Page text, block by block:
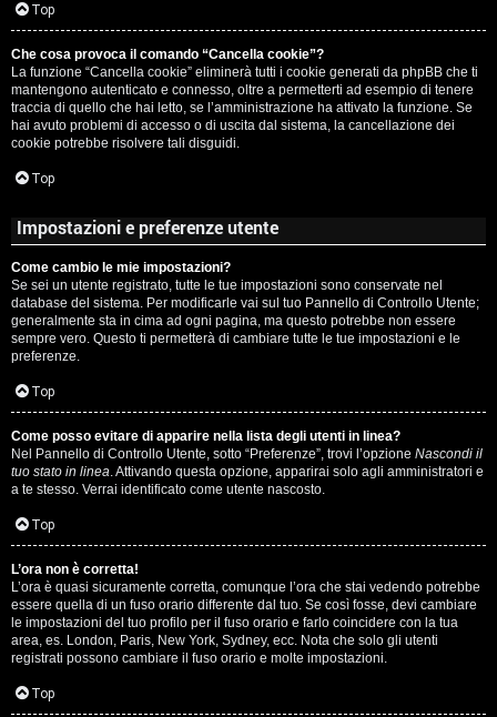
i
v
i
e
r
c
a
F
A
Q
Top
Che cosa provoca il comando “Cancella cookie”?
La funzione “Cancella cookie” eliminerà tutti i cookie generati da phpBB che ti
mantengono autenticato e connesso, oltre a permetterti ad esempio di tenere
traccia di quello che hai letto, se l’amministrazione ha attivato la funzione. Se
hai avuto problemi di accesso o di uscita dal sistema, la cancellazione dei
cookie potrebbe risolvere tali disguidi.
Top
Impostazioni e preferenze utente
Come cambio le mie impostazioni?
Se sei un utente registrato, tutte le tue impostazioni sono conservate nel
database del sistema. Per modificarle vai sul tuo Pannello di Controllo Utente;
generalmente sta in cima ad ogni pagina, ma questo potrebbe non essere
sempre vero. Questo ti permetterà di cambiare tutte le tue impostazioni e le
preferenze.
Top
Come posso evitare di apparire nella lista degli utenti in linea?
Nel Pannello di Controllo Utente, sotto “Preferenze”, trovi l’opzione Nascondi il
tuo stato in linea. Attivando questa opzione, apparirai solo agli amministratori e
a te stesso. Verrai identificato come utente nascosto.
Top
L’ora non è corretta!
L’ora è quasi sicuramente corretta, comunque l’ora che stai vedendo potrebbe
essere quella di un fuso orario differente dal tuo. Se così fosse, devi cambiare
le impostazioni del tuo profilo per il fuso orario e farlo coincidere con la tua
area, es. London, Paris, New York, Sydney, ecc. Nota che solo gli utenti
registrati possono cambiare il fuso orario e molte impostazioni.
Top
c
a
:
C
D
V
i
n
i
l
i
/
D
i
g
i
t
a